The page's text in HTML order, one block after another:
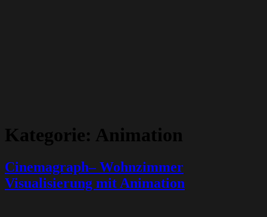
Kategorie: Animation
Cinemagraph– Wohnzimmer
Visualisierung mit Animation